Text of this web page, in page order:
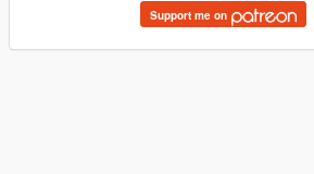
Support me on